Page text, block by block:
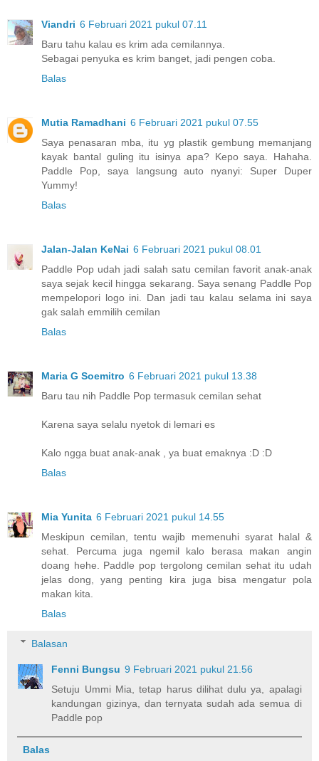
Viandri 6 Februari 2021 pukul 07.11
Baru tahu kalau es krim ada cemilannya.
Sebagai penyuka es krim banget, jadi pengen coba.
Balas
Mutia Ramadhani 6 Februari 2021 pukul 07.55
Saya penasaran mba, itu yg plastik gembung memanjang
kayak bantal guling itu isinya apa? Kepo saya. Hahaha.
Paddle Pop, saya langsung auto nyanyi: Super Duper
Yummy!
Balas
Jalan-Jalan KeNai 6 Februari 2021 pukul 08.01
Paddle Pop udah jadi salah satu cemilan favorit anak-anak
saya sejak kecil hingga sekarang. Saya senang Paddle Pop
mempelopori logo ini. Dan jadi tau kalau selama ini saya
gak salah emmilih cemilan
Balas
Maria G Soemitro 6 Februari 2021 pukul 13.38
Baru tau nih Paddle Pop termasuk cemilan sehat
Karena saya selalu nyetok di lemari es
Kalo ngga buat anak-anak , ya buat emaknya :D :D
Balas
Mia Yunita 6 Februari 2021 pukul 14.55
Meskipun cemilan, tentu wajib memenuhi syarat halal &
sehat. Percuma juga ngemil kalo berasa makan angin
doang hehe. Paddle pop tergolong cemilan sehat itu udah
jelas dong, yang penting kira juga bisa mengatur pola
makan kita.
Balas
Balasan
Fenni Bungsu 9 Februari 2021 pukul 21.56
Setuju Ummi Mia, tetap harus dilihat dulu ya, apalagi
kandungan gizinya, dan ternyata sudah ada semua di
Paddle pop
Balas